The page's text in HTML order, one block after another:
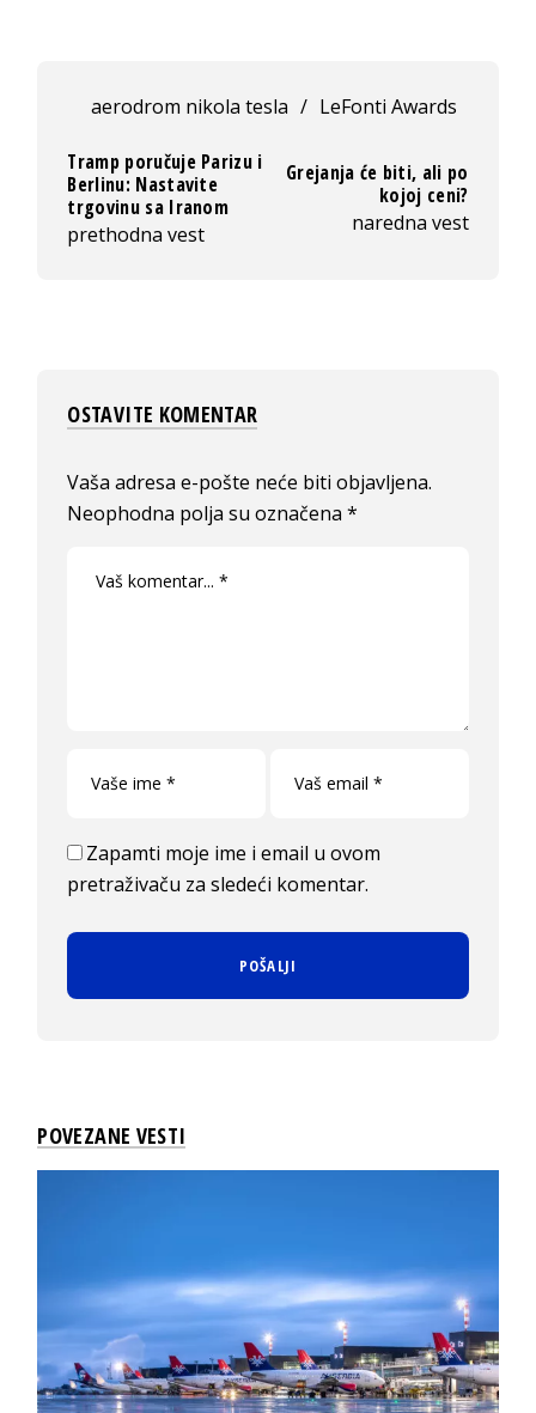
aerodrom nikola tesla / LeFonti Awards
Tramp poručuje Parizu i
Berlinu: Nastavite
trgovinu sa Iranom
prethodna vest
Grejanja će biti, ali po
kojoj ceni?
naredna vest
OSTAVITE KOMENTAR
Vaša adresa e-pošte neće biti objavljena.
Neophodna polja su označena*
Zapamti moje ime i email u ovom
pretraživaču za sledeći komentar.
POVEZANE VESTI